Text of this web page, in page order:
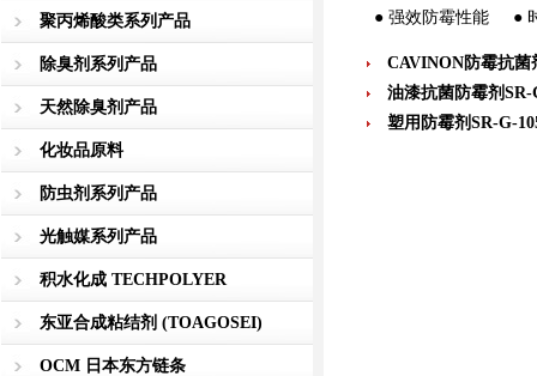
聚丙烯酸类系列产品
除臭剂系列产品
天然除臭剂产品
化妆品原料
防虫剂系列产品
光触媒系列产品
积水化成 TECHPOLYER
东亚合成粘结剂 (TOAGOSEI)
OCM 日本东方链条
● 强效防霉性能 ●
CAVINON防霉抗菌
油漆抗菌防霉剂SR-
塑用防霉剂SR-G-